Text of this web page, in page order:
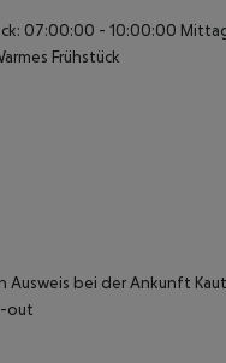
07:00:00 - 10:00:00
Frühstück
Ausweis bei der Ankunft
out
akzeptieren